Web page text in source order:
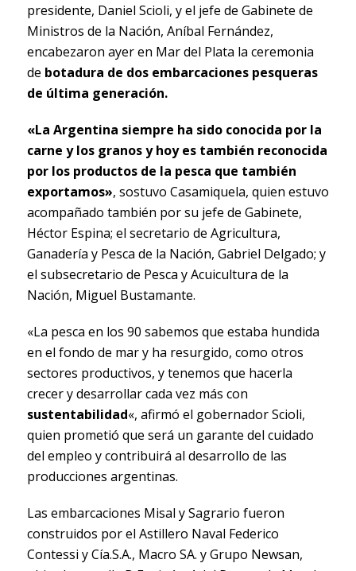
presidente, Daniel Scioli, y el jefe de Gabinete de
Ministros de la Nación, Aníbal Fernández,
encabezaron ayer en Mar del Plata la ceremonia
de botadura de dos embarcaciones pesqueras
de última generación.
«La Argentina siempre ha sido conocida por la
carne y los granos y hoy es también reconocida
por los productos de la pesca que también
exportamos», sostuvo Casamiquela, quien estuvo
acompañado también por su jefe de Gabinete,
Héctor Espina; el secretario de Agricultura,
Ganadería y Pesca de la Nación, Gabriel Delgado; y
el subsecretario de Pesca y Acuicultura de la
Nación, Miguel Bustamante.
«La pesca en los 90 sabemos que estaba hundida
en el fondo de mar y ha resurgido, como otros
sectores productivos, y tenemos que hacerla
crecer y desarrollar cada vez más con
sustentabilidad«, afirmó el gobernador Scioli,
quien prometió que será un garante del cuidado
del empleo y contribuirá al desarrollo de las
producciones argentinas.
Las embarcaciones Misal y Sagrario fueron
construidos por el Astillero Naval Federico
Contessi y Cía.S.A., Macro SA. y Grupo Newsan,